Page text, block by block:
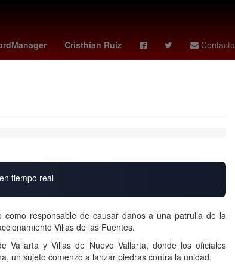
Cristhian Ruiz Contacto
Miami Marlins playstation plus juegos
tiempo real
responsable de causar daños a una patrulla de la
Villas de las Fuentes.
Vallarta y Villas de Nuevo Vallarta, donde los oficiales
un sujeto comenzó a lanzar piedras contra la unidad.